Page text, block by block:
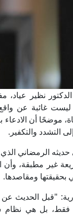
نظير عياد،
ليست غائبة عن
موضحًا أن
التشدد والتكفير.
غير مطبقة، وأن
ومقاصدها.
"قبل الحديث عن
بل هي نظام